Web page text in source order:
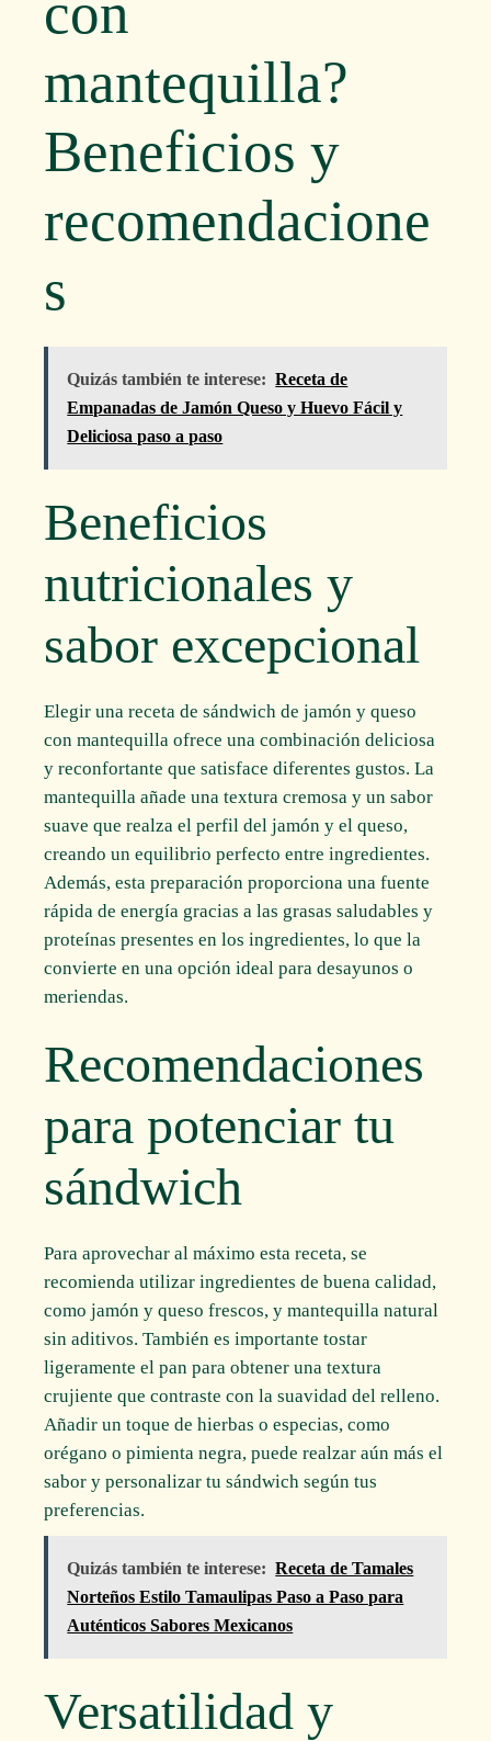
con
mantequilla?
Beneficios y
recomendacione
s
Quizás también te interese: Receta de
Empanadas de Jamón Queso y Huevo Fácil y
Deliciosa paso a paso
Beneficios
nutricionales y
sabor excepcional
Elegir una receta de sándwich de jamón y queso
con mantequilla ofrece una combinación deliciosa
y reconfortante que satisface diferentes gustos. La
mantequilla añade una textura cremosa y un sabor
suave que realza el perfil del jamón y el queso,
creando un equilibrio perfecto entre ingredientes.
Además, esta preparación proporciona una fuente
rápida de energía gracias a las grasas saludables y
proteínas presentes en los ingredientes, lo que la
convierte en una opción ideal para desayunos o
meriendas.
Recomendaciones
para potenciar tu
sándwich
Para aprovechar al máximo esta receta, se
recomienda utilizar ingredientes de buena calidad,
como jamón y queso frescos, y mantequilla natural
sin aditivos. También es importante tostar
ligeramente el pan para obtener una textura
crujiente que contraste con la suavidad del relleno.
Añadir un toque de hierbas o especias, como
orégano o pimienta negra, puede realzar aún más el
sabor y personalizar tu sándwich según tus
preferencias.
Quizás también te interese: Receta de Tamales
Norteños Estilo Tamaulipas Paso a Paso para
Auténticos Sabores Mexicanos
Versatilidad y